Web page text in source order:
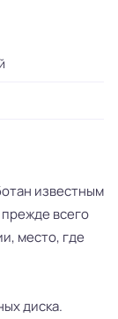
известным
всего
место, где
диска.